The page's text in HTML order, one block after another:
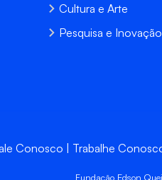
Cultura e Arte
Pesquisa e Inovação
Conosco Trabalhe
Fundação Edson